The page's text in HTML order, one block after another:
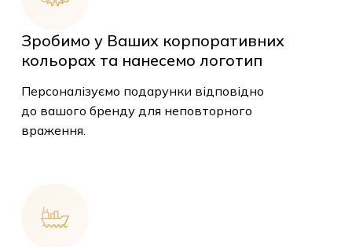
Зробимо у Ваших корпоративних
кольорах та нанесемо логотип
Персоналізуємо подарунки відповідно
до вашого бренду для неповторного
враження.